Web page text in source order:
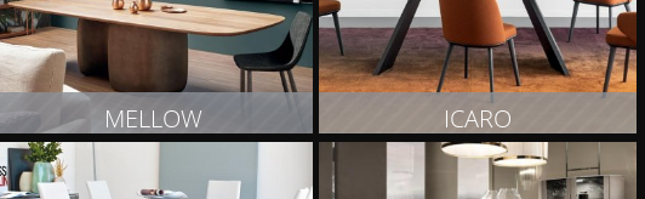
MELLOW
ZOBACZ PRODUKT
ICARO
ZOBACZ PRODUKT